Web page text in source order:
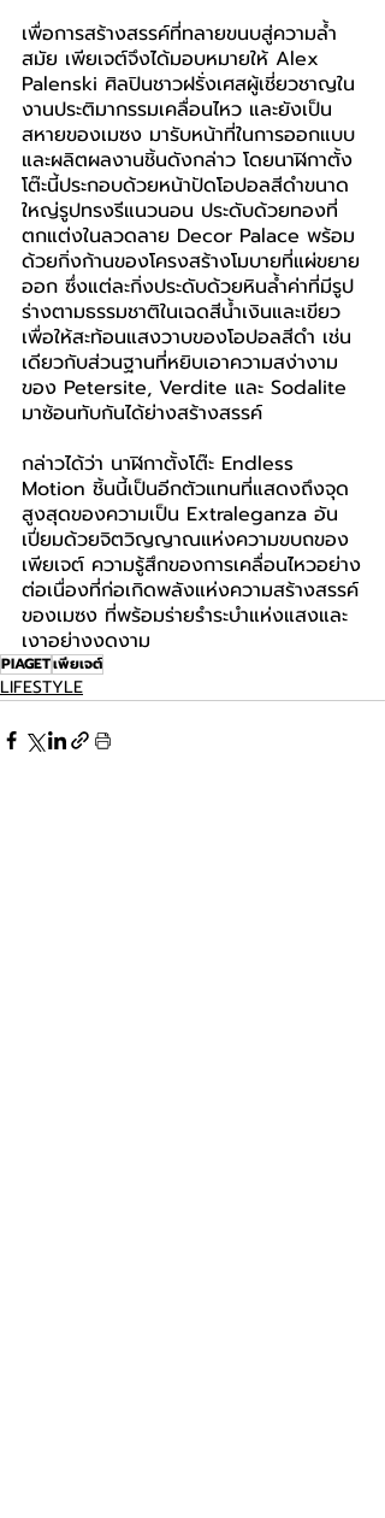
เพื่อการสร้างสรรค์ที่ทลายขนบสู่ความล้ำ
สมัย เพียเจต์จึงได้มอบหมายให้ Alex
Palenski ศิลปินชาวฝรั่งเศสผู้เชี่ยวชาญใน
งานประติมากรรมเคลื่อนไหว และยังเป็น
สหายของเมซง มารับหน้าที่ในการออกแบบ
และผลิตผลงานชิ้นดังกล่าว โดยนาฬิกาตั้ง
โต๊ะนี้ประกอบด้วยหน้าปัดโอปอลสีดำขนาด
ใหญ่รูปทรงรีแนวนอน ประดับด้วยทองที่
ตกแต่งในลวดลาย Decor Palace พร้อม
ด้วยกิ่งก้านของโครงสร้างโมบายที่แผ่ขยาย
ออก ซึ่งแต่ละกิ่งประดับด้วยหินล้ำค่าที่มีรูป
ร่างตามธรรมชาติในเฉดสีน้ำเงินและเขียว
เพื่อให้สะท้อนแสงวาบของโอปอลสีดำ เช่น
เดียวกับส่วนฐานที่หยิบเอาความสง่างาม
ของ Petersite, Verdite และ Sodalite
มาซ้อนทับกันได้ย่างสร้างสรรค์
กล่าวได้ว่า นาฬิกาตั้งโต๊ะ Endless
Motion ชิ้นนี้เป็นอีกตัวแทนที่แสดงถึงจุด
สูงสุดของความเป็น Extraleganza อัน
เปี่ยมด้วยจิตวิญญาณแห่งความขบถของ
เพียเจต์ ความรู้สึกของการเคลื่อนไหวอย่าง
ต่อเนื่องที่ก่อเกิดพลังแห่งความสร้างสรรค์
ของเมซง ที่พร้อมร่ายรำระบำแห่งแสงและ
เงาอย่างงดงาม
PIAGETเพียเจต์
LIFESTYLE